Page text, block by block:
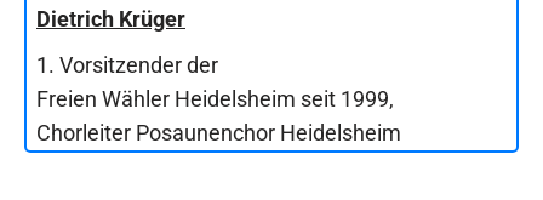
Dietrich Krüger
1. Vorsitzender der
Freien Wähler Heidelsheim seit 1999,
Chorleiter Posaunenchor Heidelsheim